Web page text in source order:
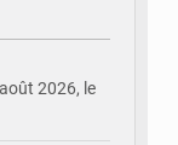
2026, le